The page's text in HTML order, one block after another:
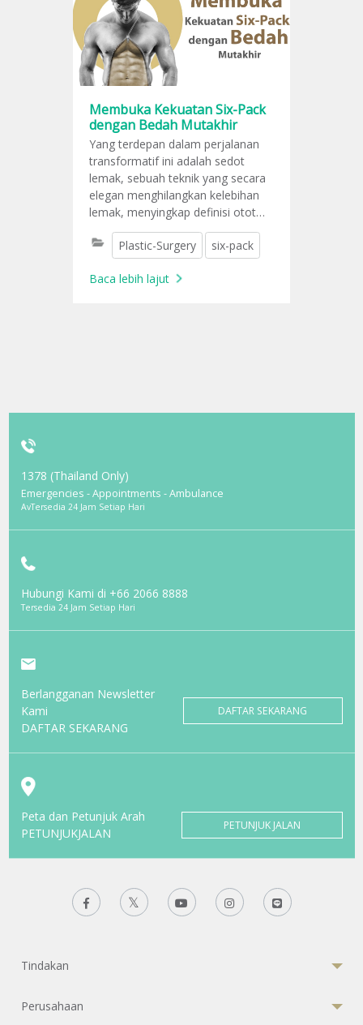
Membuka Kekuatan Six-Pack
dengan Bedah Mutakhir
Yang terdepan dalam perjalanan
transformatif ini adalah sedot
lemak, sebuah teknik yang secara
elegan menghilangkan kelebihan
lemak, menyingkap definisi otot
yang tersembunyi di baliknya.
Plastic-Surgery
six-pack
Baca lebih lajut
1378 (Thailand Only)
Emergencies - Appointments - Ambulance
AvTersedia 24 Jam Setiap Hari
Hubungi Kami di +66 2066 8888
Tersedia 24 Jam Setiap Hari
Berlangganan Newsletter
Kami
DAFTAR SEKARANG
DAFTAR SEKARANG
Peta dan Petunjuk Arah
PETUNJUKJALAN
PETUNJUK JALAN
Tindakan
Perusahaan